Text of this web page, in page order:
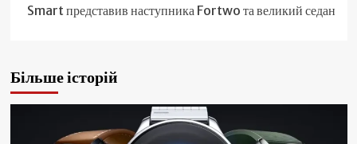
Smart представив наступника Fortwo та великий седан
Більше історій